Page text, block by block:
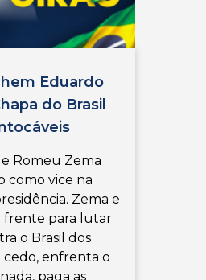
Eduardo
do Brasil
Romeu Zema
como vice na
Zema e
frente para lutar
o Brasil dos
cedo, enfrenta o
paga as